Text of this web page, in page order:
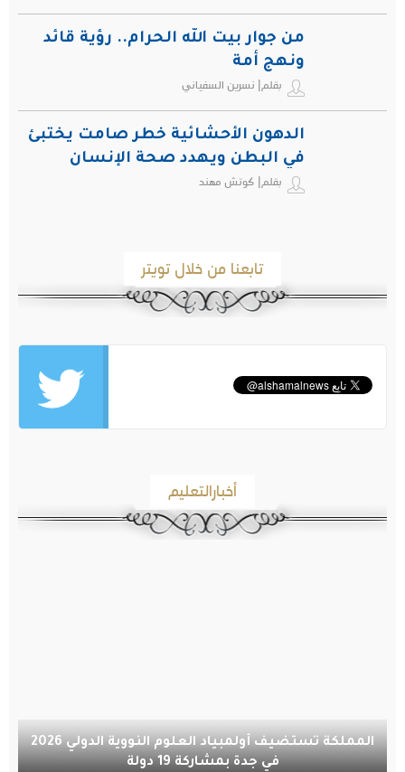
من جوار بيت الله الحرام.. رؤية قائد
ونهج أمة
بقلم| نسرين السفياني
الدهون الأحشائية خطر صامت يختبئ
في البطن ويهدد صحة الإنسان
بقلم| كوتش مهند
تابعنا من خلال تويتر
أخبارالتعليم
المملكة تستضيف أولمبياد العلوم النووية الدولي 2026
في جدة بمشاركة 19 دولة